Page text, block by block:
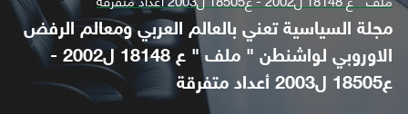
مجلة السياسية تعني بالعالم العربي ومعالم الرفض
الاوروبي لواشنطن " ملف " ع 18148 ل2002 -
ع18505 ل2003 أعداد متفرقة